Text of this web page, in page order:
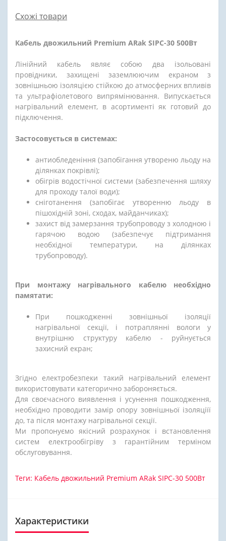
Схожі товари
Кабель двожильний Premium ARak SIPC-30 500Вт
Лінійний кабель являє собою два ізольовані
провідники, захищені заземлюючим екраном з
зовнішньою ізоляцією стійкою до атмосферних впливів
та ультрафіолетового випрямінювання. Випускається
нагрівальний елемент, в асортименті як готовий до
підключення.
Застосовується в системах:
антиобледеніння (запобігання утвореню льоду на
ділянках покрівлі);
обігрів водостічної системи (забезпечення шляху
для проходу талої води);
сніготанення (запобігає утворенню льоду в
пішохідній зоні, сходах, майданчиках);
захист від замерзання трубопроводу з холодною і
гарячою водою (забезпечує підтримання
необхідної температури, на ділянках
трубопроводу).
При монтажу нагрівального кабелю необхідно
памятати:
При пошкодженні зовнішньої ізоляції
нагрівальної секції, і потраплянні вологи у
внутрішню структуру кабелю - руйнується
захисний екран;
Згідно електробезпеки такий нагрівальний елемент
використовувати категорично забороняється.
Для своєчасного виявлення і усунення пошкодження,
необхідно проводити замір опору зовнішньої ізоляціїї
до, та після монтажу нагрівальної секції.
Ми пропонуємо якісний розрахунок і встановлення
систем електрообігріву з гарантійним терміном
обслуговування.
Теги: Кабель двожильний Premium ARak SIPC-30 500Вт
Характеристики